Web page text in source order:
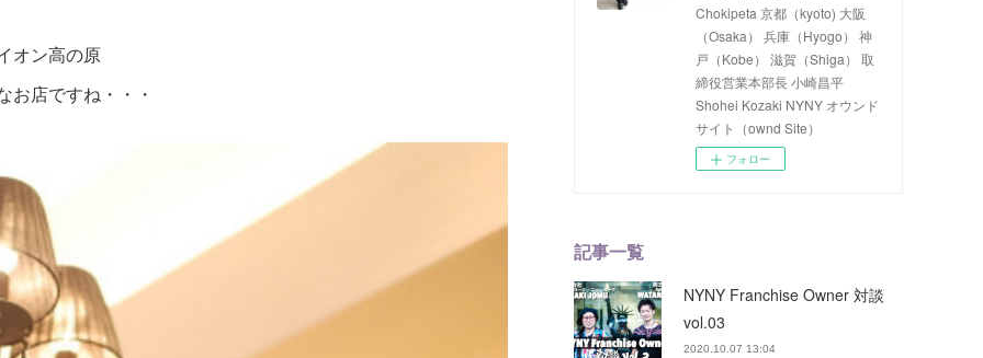
オン高の原
お店ですね・・・
Chokipeta 京都（kyoto) 大阪
（Osaka） 兵庫（Hyogo） 神
戸（Kobe） 滋賀（Shiga） 取
締役営業本部長 小崎昌平
Shohei Kozaki NYNY オウンド
サイト（ownd Site）
フォロー
記事一覧
NYNY Franchise Owner 対談
vol.03
2020.10.07 13:04